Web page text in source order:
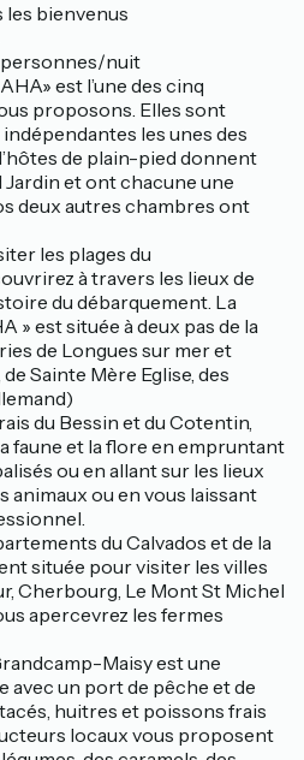
les bienvenus
personnes/nuit
est l’une des cinq
proposons. Elles sont
les unes des
de plain-pied donnent
Jardin et ont chacune une
deux autres chambres ont
les plages du
à travers les lieux de
du débarquement. La
» est située à deux pas de la
de Longues sur mer et
de Sainte Mère Eglise, des
du Bessin et du Cotentin,
faune et la flore en empruntant
ou en allant sur les lieux
animaux ou en vous laissant
du Calvados et de la
située pour visiter les villes
Cherbourg, Le Mont St Michel
apercevrez les fermes
Maisy est une
avec un port de pêche et de
huitres et poissons frais
locaux vous proposent